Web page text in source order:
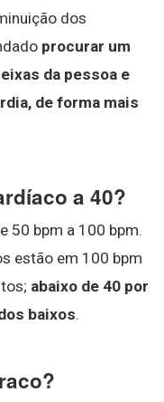
dos
procurar um
da pessoa e
de forma mais
a 40?
50 bpm a 100 bpm.
estão em 100 bpm
abaixo de 40 por
baixos.